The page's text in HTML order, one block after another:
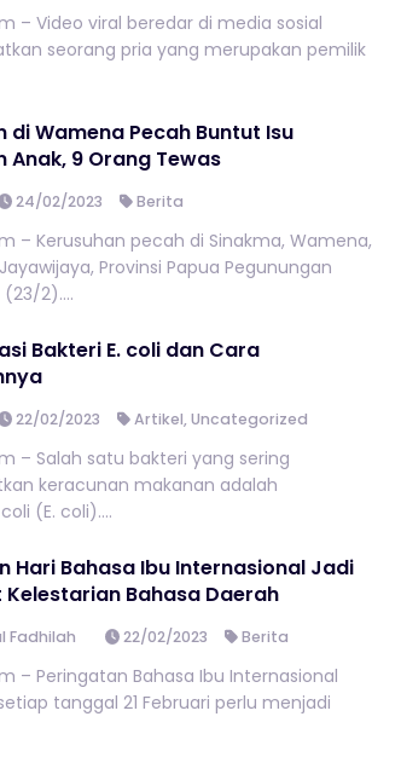
– Video viral beredar di media sosial
seorang pria yang merupakan pemilik
di Wamena Pecah Buntut Isu
Anak, 9 Orang Tewas
24/02/2023 Berita
– Kerusuhan pecah di Sinakma, Wamena,
Provinsi Papua Pegunungan
2)....
Bakteri E. coli dan Cara
22/02/2023 Artikel,Uncategorized
– Salah satu bakteri yang sering
keracunan makanan adalah
(E. coli)....
Hari Bahasa Ibu Internasional Jadi
Kelestarian Bahasa Daerah
Fadhilah 22/02/2023 Berita
– Peringatan Bahasa Ibu Internasional
tanggal 21 Februari perlu menjadi